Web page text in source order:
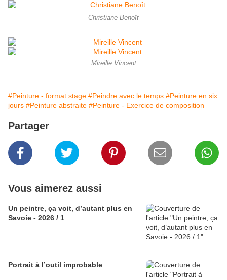
Christiane Benoît
Mireille Vincent
#Peinture - format stage #Peindre avec le temps #Peinture en six
jours #Peinture abstraite #Peinture - Exercice de composition
Partager
Vous aimerez aussi
Un peintre, ça voit, d’autant plus en
Savoie - 2026 / 1
Portrait à l’outil improbable